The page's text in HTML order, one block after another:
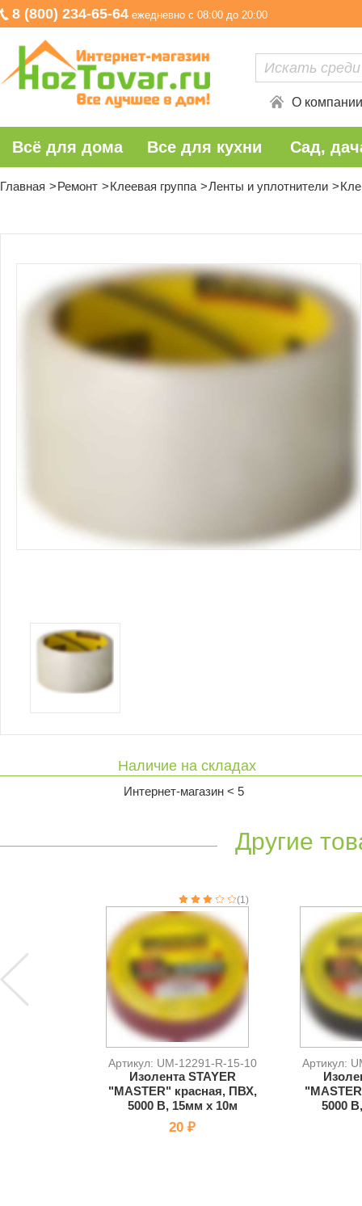
8 (800) 234-65-64 ежедневно с 08:00 до 20:00
О компании
Всё для дома Все для кухни Сад,
Главная Ремонт Клеевая группа Ленты и уплотнители
Наличие на складах
Интернет-магазин < 5
Другие
(1)
Артикул: UM-12291-R-15-10
Изолента STAYER
"MASTER" красная, ПВХ,
5000 В, 15мм х 10м
20 ₽
Артикул:
5000